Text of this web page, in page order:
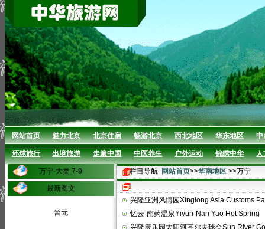
网站首页 魅力北京 北京住宿 畅游北京 西北地区 华东地区 中
环球旅行 出境旅游 走遍中国 中医养生 户外运动 锦绣中华 人
万宁·大类 7-9
最新图文
暂无
栏目导航 网站首页>>华南地区 >>万宁
兴隆亚洲风情园Xinglong Asia Customs
忆云-南药温泉Yiyun-Nan Yao Hot Spring
兴隆康乐园太阳河高尔夫球会Sun River